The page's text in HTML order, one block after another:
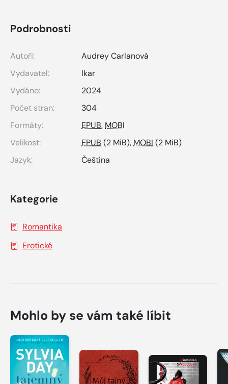
Podrobnosti
Autoři:
Audrey Carlanová
Vydavatel:
Ikar
Vydáno:
2024
Počet stran:
304
Formáty:
EPUB, MOBI
Velikost:
EPUB (2 MiB), MOBI (2 MiB)
Jazyk:
Čeština
Kategorie
Romantika
Erotické
Mohlo by se vám také líbit